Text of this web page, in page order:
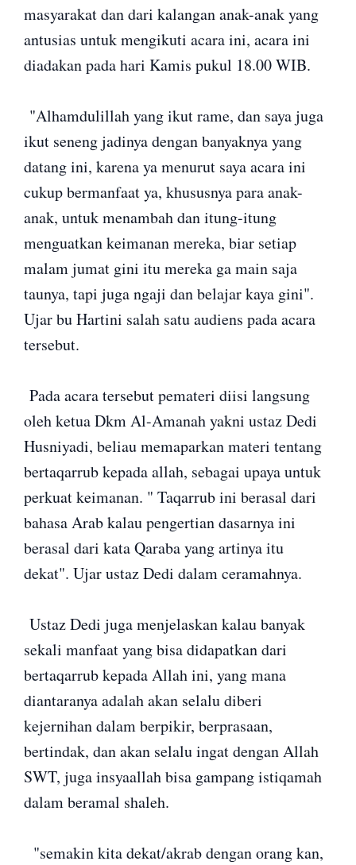
masyarakat dan dari kalangan anak-anak yang
antusias untuk mengikuti acara ini, acara ini
diadakan pada hari Kamis pukul 18.00 WIB.
"Alhamdulillah yang ikut rame, dan saya juga
ikut seneng jadinya dengan banyaknya yang
datang ini, karena ya menurut saya acara ini
cukup bermanfaat ya, khususnya para anak-
anak, untuk menambah dan itung-itung
menguatkan keimanan mereka, biar setiap
malam jumat gini itu mereka ga main saja
taunya, tapi juga ngaji dan belajar kaya gini".
Ujar bu Hartini salah satu audiens pada acara
tersebut.
Pada acara tersebut pemateri diisi langsung
oleh ketua Dkm Al-Amanah yakni ustaz Dedi
Husniyadi, beliau memaparkan materi tentang
bertaqarrub kepada allah, sebagai upaya untuk
perkuat keimanan. " Taqarrub ini berasal dari
bahasa Arab kalau pengertian dasarnya ini
berasal dari kata Qaraba yang artinya itu
dekat". Ujar ustaz Dedi dalam ceramahnya.
Ustaz Dedi juga menjelaskan kalau banyak
sekali manfaat yang bisa didapatkan dari
bertaqarrub kepada Allah ini, yang mana
diantaranya adalah akan selalu diberi
kejernihan dalam berpikir, berprasaan,
bertindak, dan akan selalu ingat dengan Allah
SWT, juga insyaallah bisa gampang istiqamah
dalam beramal shaleh.
"semakin kita dekat/akrab dengan orang kan,